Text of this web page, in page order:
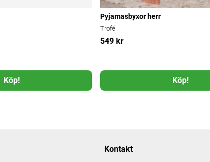
Köp!
Pyjamasbyxor herr
Trofé
549 kr
Köp!
Kontakt